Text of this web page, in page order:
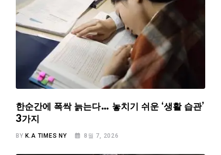
한순간에 폭싹 늙는다… 놓치기 쉬운 ‘생활 습관’
3가지
BY K.A TIMES NY 8월 7, 2026